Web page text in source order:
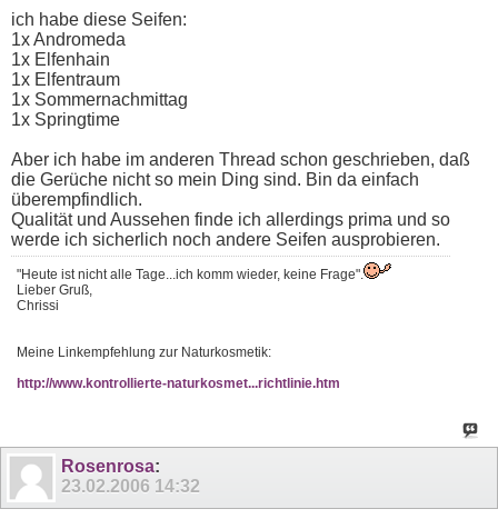
ich habe diese Seifen:
1x Andromeda
1x Elfenhain
1x Elfentraum
1x Sommernachmittag
1x Springtime
Aber ich habe im anderen Thread schon geschrieben, daß
die Gerüche nicht so mein Ding sind. Bin da einfach
überempfindlich.
Qualität und Aussehen finde ich allerdings prima und so
werde ich sicherlich noch andere Seifen ausprobieren.
"Heute ist nicht alle Tage...ich komm wieder, keine Frage".
Lieber Gruß,
Chrissi
Meine Linkempfehlung zur Naturkosmetik:
http://www.kontrollierte-naturkosmet...richtlinie.htm
Rosenrosa:
23.02.2006 14:32